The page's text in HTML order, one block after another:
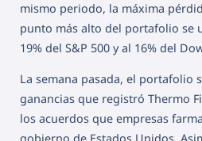
mismo periodo, la máxima
punto más alto del portafolio se
19% del S&P 500 y al 16% del
La semana pasada, el portafolio
ganancias que registró Thermo
los acuerdos que empresas